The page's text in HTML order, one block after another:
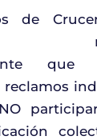
de
reclamos